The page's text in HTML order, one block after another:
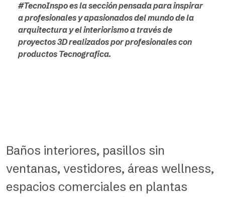
#TecnoInspo es la sección pensada para inspirar
a profesionales y apasionados del mundo de la
arquitectura y el interiorismo a través de
proyectos 3D realizados por profesionales con
productos Tecnografica.
Baños interiores, pasillos sin
ventanas, vestidores, áreas wellness,
espacios comerciales en plantas